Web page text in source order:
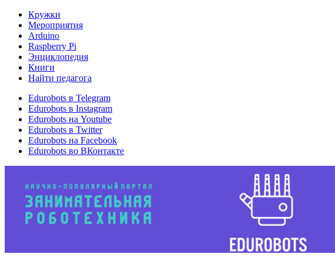
Кружки
Мероприятия
Arduino
Raspberry Pi
Энциклопедия
Книги
Найти педагога
Edurobots в Telegram
Edurobots в Instagram
Edurobots на Youtube
Edurobots в Twitter
Edurobots на Facebook
Edurobots во ВКонтакте